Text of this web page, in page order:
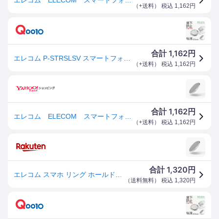
（+送料） 税込 1,162 円
合計1,162 円
（+送料） 税込 1,162 円
合計1,162 円
（+送料） 税込 1,162 円
合計1,320 円
（送料無料） 税込 1,320円